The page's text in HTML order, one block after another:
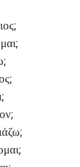
;
;
;
;
;
;
;
;